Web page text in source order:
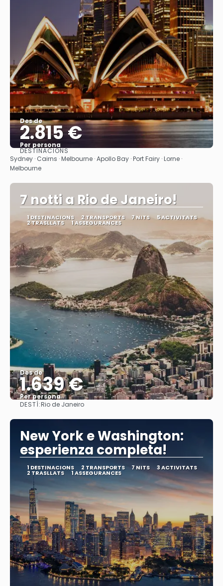
Des de
2.815 €
Per persona
Veure
DESTINACIONS
Sydney · Cairns · Melbourne · Apollo Bay · Port Fairy · Lorne ·
Melbourne
7 notti a Rio de Janeiro!
1 DESTINACIONS 2 TRANSPORTS 7 NITS 5 ACTIVITATS
2 TRASLLATS 1 ASSEGURANCES
Des de
1.639 €
Per persona
DESTÍ:Rio de Janeiro
New York e Washington:
esperienza completa!
1 DESTINACIONS 2 TRANSPORTS 7 NITS 3 ACTIVITATS
2 TRASLLATS 1 ASSEGURANCES